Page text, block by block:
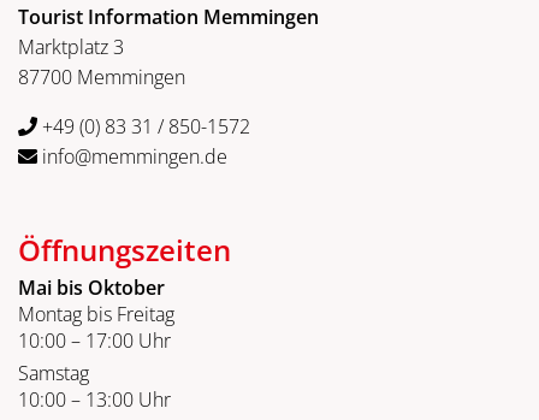
Tourist Information Memmingen
Marktplatz 3
87700 Memmingen
+49 (0) 83 31 / 850-1572
info@memmingen.de
Öffnungszeiten
Mai bis Oktober
Montag bis Freitag
10:00 – 17:00 Uhr
Samstag
10:00 – 13:00 Uhr